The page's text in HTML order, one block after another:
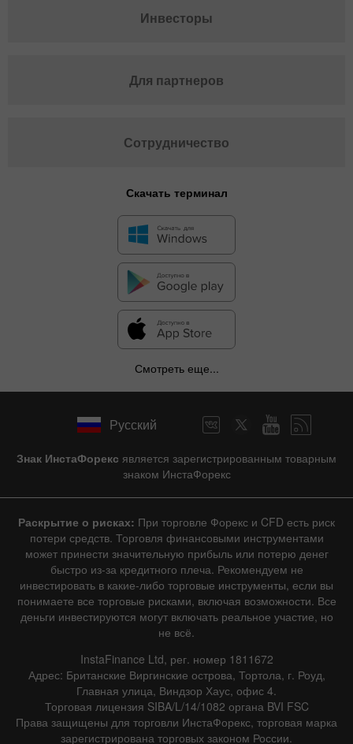
9 августа 2025 - 9 августа 2026
Фактическое Прогноз Предыдущее| Линия Бар
Данные не найдены
Подробно о событии
История
Дата Фактическое Прогноз Предыдущее
Инвесторы
Для партнеров
Сотрудничество
Скачать терминал
Смотреть еще...
Русский
Знак ИнстаФорекс является зарегистрированным товарным
знаком ИнстаФорекс
Раскрытие о рисках: При торговле Форекс и CFD есть риск
потери средств. Торговля финансовыми инструментами
может принести значительную прибыль или потерю денег
быстро из-за кредитного плеча. Рекомендуем не
инвестировать в какие-либо торговые инструменты, если вы
понимаете все торговые рисками, включая возможности. Все
деньги инвестируются могут включать реальное участие, но
не всё.
InstaFinance Ltd, рег. номер 1811672
Адрес: Британские Виргинские острова, Тортола, г. Роуд,
Главная улица, Виндзор Хаус, офис 4.
Торговая лицензия SIBA/L/14/1082 органа BVI FSC
Права защищены для торговли ИнстаФорекс, торговая марка
зарегистрирована торговых законом России.